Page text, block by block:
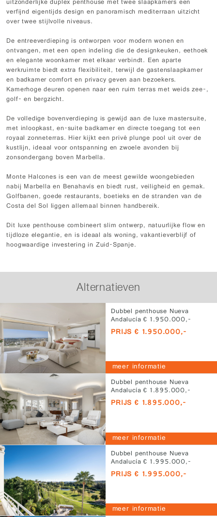
uitzonderlijke duplex penthouse met twee slaapkamers een
verfijnd eigentijds design en panoramisch mediterraan uitzicht
over twee stijlvolle niveaus.
De entreeverdieping is ontworpen voor modern wonen en
ontvangen, met een open indeling die de designkeuken, eethoek
en elegante woonkamer met elkaar verbindt. Een aparte
werkruimte biedt extra flexibiliteit, terwijl de gastenslaapkamer
en badkamer comfort en privacy geven aan bezoekers.
Kamerhoge deuren openen naar een ruim terras met weids zee-,
golf- en bergzicht.
De volledige bovenverdieping is gewijd aan de luxe mastersuite,
met inloopkast, en-suite badkamer en directe toegang tot een
royaal zonneterras. Hier kijkt een privé plunge pool uit over de
kustlijn, ideaal voor ontspanning en zwoele avonden bij
zonsondergang boven Marbella.
Monte Halcones is een van de meest gewilde woongebieden
nabij Marbella en Benahavís en biedt rust, veiligheid en gemak.
Golfbanen, goede restaurants, boetieks en de stranden van de
Costa del Sol liggen allemaal binnen handbereik.
Dit luxe penthouse combineert slim ontwerp, natuurlijke flow en
tijdloze elegantie, en is ideaal als woning, vakantieverblijf of
hoogwaardige investering in Zuid-Spanje.
Alternatieven
Dubbel penthouse Nueva
Andalucía € 1.950.000,-
PRIJS € 1.950.000,-
meer informatie
Dubbel penthouse Nueva
Andalucía € 1.895.000,-
PRIJS € 1.895.000,-
meer informatie
Dubbel penthouse Nueva
Andalucía € 1.995.000,-
PRIJS € 1.995.000,-
meer informatie